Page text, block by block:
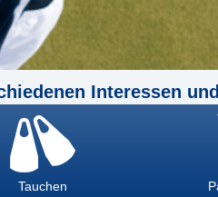
Interessen
Tauchen